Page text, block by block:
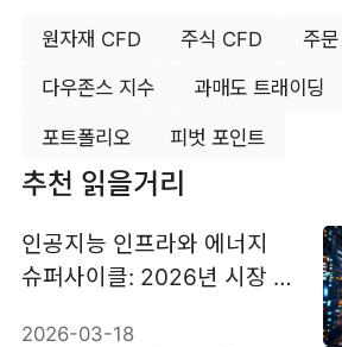
원자재 CFD 주식 CFD 주
다우존스 지수 과매도 트래이딩
포트폴리오 피벗 포인트
추천 읽을거리
인공지능 인프라와 에너지
슈퍼사이클: 2026년 시장 전
2026-03-18